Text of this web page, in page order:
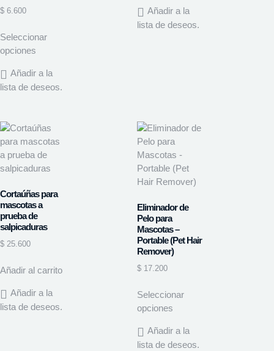
$ 6.600
Seleccionar
opciones
Añadir a la
lista de deseos.
Añadir a la
lista de deseos.
Cortaúñas para
mascotas a
prueba de
salpicaduras
$ 25.600
Añadir al carrito
Añadir a la
lista de deseos.
Eliminador de
Pelo para
Mascotas –
Portable (Pet Hair
Remover)
$ 17.200
Seleccionar
opciones
Añadir a la
lista de deseos.